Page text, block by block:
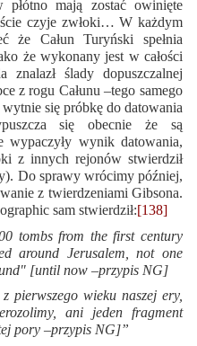
mają zostać owinięte
czyje zwłoki… W każdym
że Całun Turyński spełnia
że wykonany jest w całości
ślady dopuszczalnej
z rogu Całunu –tego samego
się próbkę do datowania
się obecnie że są
wypaczyły wynik datowania,
z innych rejonów stwierdził
Do sprawy wrócimy później,
z twierdzeniami Gibsona.
sam stwierdził:[138]
tombs from the first century
around Jerusalem, not one
[until now –przypis NG]
pierwszego wieku naszej ery,
ani jeden fragment
pory –przypis NG]”